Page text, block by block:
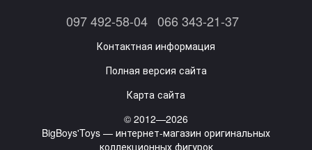
097 492-58-04 066 343-21-37
Контактная информация
Полная версия сайта
Карта сайта
© 2012—2026
BigBoys'Toys — интернет-магазин оригинальных
коллекционных фигурок